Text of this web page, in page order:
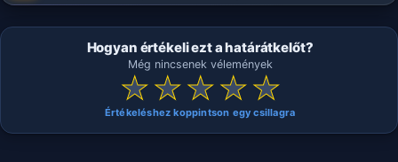
Hogyan értékeli ezt a határátkelőt?
Még nincsenek vélemények
★★★★★
Értékeléshez koppintson egy csillagra